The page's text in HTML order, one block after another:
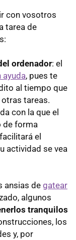
con vosotros
tarea de
ordenador: el
ayuda, pues te
al tiempo que
tareas.
con la que el
de forma
el
actividad se vea
ansias de gatear
algunos
tranquilos
los
y, por